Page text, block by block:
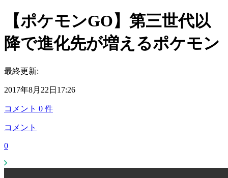
【ポケモンGO】第三世代以
降で進化先が増えるポケモン
最終更新:
2017年8月22日17:26
コメント 0 件
コメント
0